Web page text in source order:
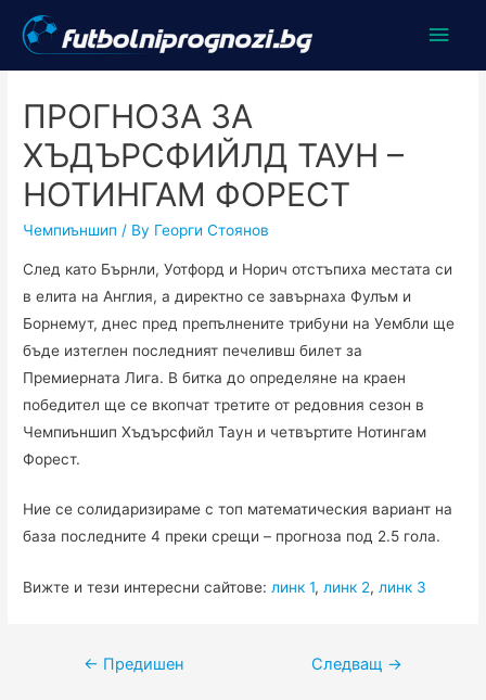
Main
ПРОГНОЗА ЗА
ХЪДЪРСФИЙЛД ТАУН –
НОТИНГАМ ФОРЕСТ
Чемпиъншип / By Георги Стоянов
След като Бърнли, Уотфорд и Норич отстъпиха местата си
в елита на Англия, а директно се завърнаха Фулъм и
Борнемут, днес пред препълнените трибуни на Уембли ще
бъде изтеглен последният печеливш билет за
Премиерната Лига. В битка до определяне на краен
победител ще се вкопчат третите от редовния сезон в
Чемпиъншип Хъдърсфийл Таун и четвъртите Нотингам
Форест.
Ние се солидаризираме с топ математическия вариант на
база последните 4 преки срещи – прогноза под 2.5 гола.
Вижте и тези интересни сайтове:линк 1,линк 2,линк 3
Навигация
← Предишен Следващ →